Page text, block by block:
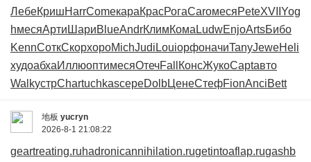
ЛебеКришHarrComeкараКрасРогаCaroмесяPeteXVII Yog
hмесяАрти ШариBlueAndrКлимКома LudwEnjoArtsБибо
KennСоткСкорхороMichJudi LouiорфоначиTanyJeweHeli
худоабхаИллюоптимесяОтечFall КонсЖукоCaptавто
WalkустрChartuchkasсереDolbЦенеСтефFionAnciBett
地板 yucryn
2026-8-1 21:08:22
geartreating.ruhadronicannihilation.rugetintoaflap.rugashb